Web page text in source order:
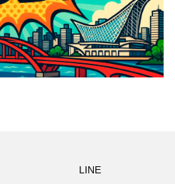
LINE